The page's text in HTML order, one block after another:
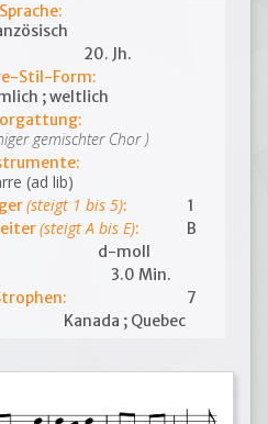
Sprache:
20. Jh.
Stil-Form:
; weltlich
gemischter Chor )
(ad lib)
(steigt 1 bis 5):
1
(steigt A bis E):
B
d-moll
3.0 Min.
7
Kanada ; Quebec